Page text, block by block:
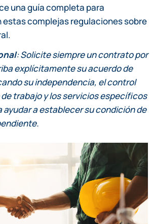
una guía completa para
estas complejas regulaciones sobre
: Solicite siempre un contrato por
explícitamente su acuerdo de
su independencia, el control
trabajo y los servicios específicos
ayudar a establecer su condición de